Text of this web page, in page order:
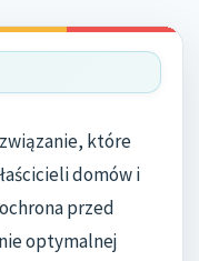
które
domów i
przed
optymalnej